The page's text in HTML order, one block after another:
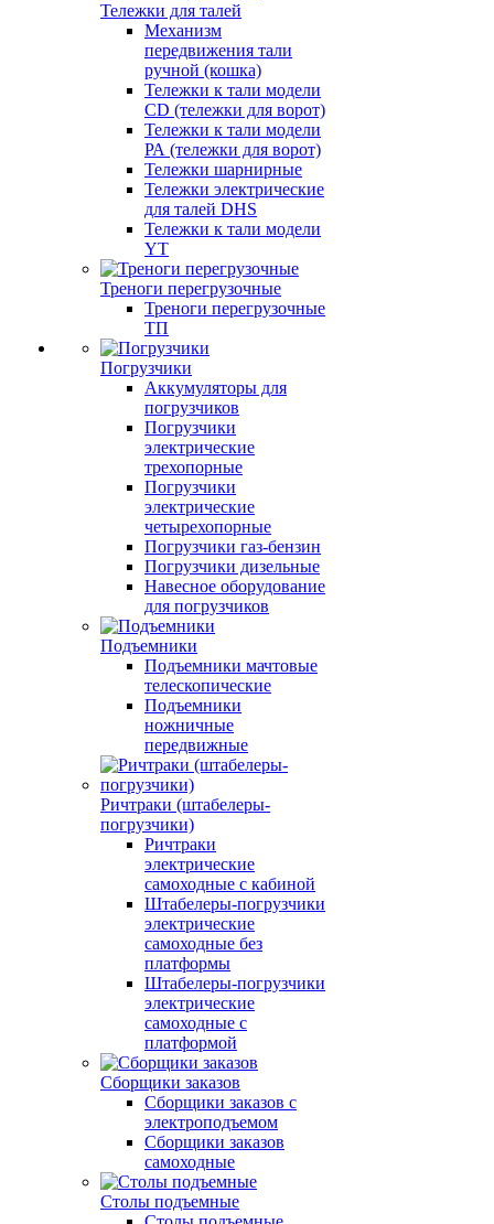
Тележки для талей
Механизм
передвижения тали
ручной (кошка)
Тележки к тали модели
CD (тележки для ворот)
Тележки к тали модели
РА (тележки для ворот)
Тележки шарнирные
Тележки электрические
для талей DHS
Тележки к тали модели
YT
Треноги перегрузочные
Треноги перегрузочные
ТП
Погрузчики
Аккумуляторы для
погрузчиков
Погрузчики
электрические
трехопорные
Погрузчики
электрические
четырехопорные
Погрузчики газ-бензин
Погрузчики дизельные
Навесное оборудование
для погрузчиков
Подъемники
Подъемники мачтовые
телескопические
Подъемники
ножничные
передвижные
Ричтраки (штабелеры-
погрузчики)
Ричтраки
электрические
самоходные с кабиной
Штабелеры-погрузчики
электрические
самоходные без
платформы
Штабелеры-погрузчики
электрические
самоходные с
платформой
Сборщики заказов
Сборщики заказов с
электроподъемом
Сборщики заказов
самоходные
Столы подъемные